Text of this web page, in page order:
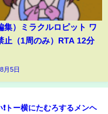
集）ミラクルロピット ワ
止（1周のみ）RTA 12分
月5日
トー横にたむろするメンヘ